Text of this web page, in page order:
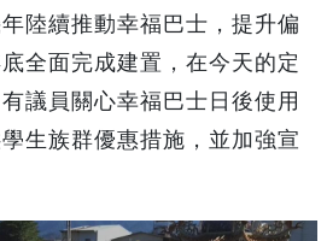
陸續推動幸福巴士，提升偏
全面完成建置，在今天的定
議員關心幸福巴士日後使用
生族群優惠措施，並加強宣